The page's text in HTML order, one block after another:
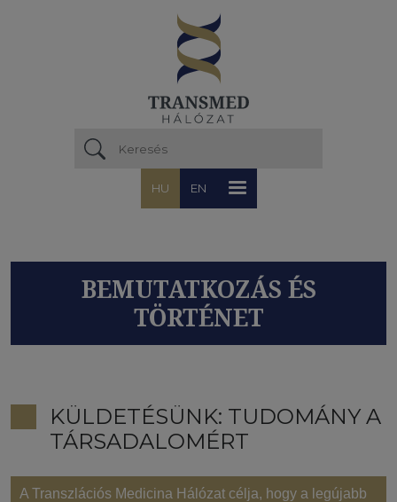
HU EN
BEMUTATKOZÁS ÉS
TÖRTÉNET
KÜLDETÉSÜNK: TUDOMÁNY A
TÁRSADALOMÉRT
A Transzlációs Medicina Hálózat célja, hogy a legújabb